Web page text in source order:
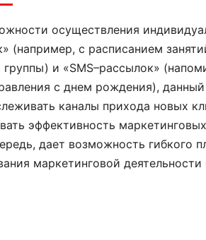
осуществления
(например, с расписанием
группы) и «SMS–рассылок»
с днем рождения),
каналы прихода новых
эффективность
дает возможность гибкого
маркетинговой деятельности